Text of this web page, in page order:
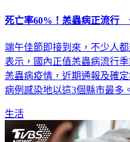
死亡率60%！恙蟲病正流行
端午佳節即接到來，不少人
表示，國內正值恙蟲病流行
恙蟲病疫情，近期通報及確
病例感染地以這3個縣市最多。
生活